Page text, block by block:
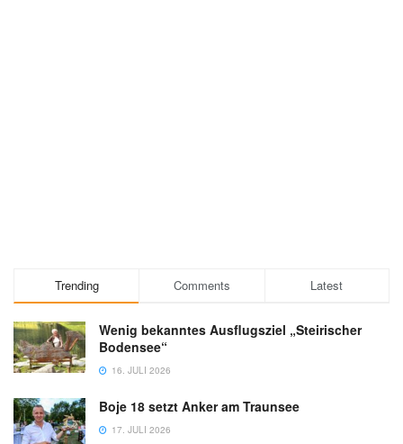
Trending Comments Latest
Wenig bekanntes Ausflugsziel „Steirischer
Bodensee“
16. JULI 2026
Boje 18 setzt Anker am Traunsee
17. JULI 2026